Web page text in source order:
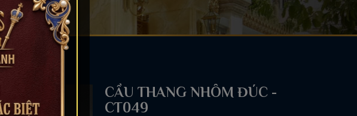
CẦU THANG NHÔM ĐÚC -
CT049